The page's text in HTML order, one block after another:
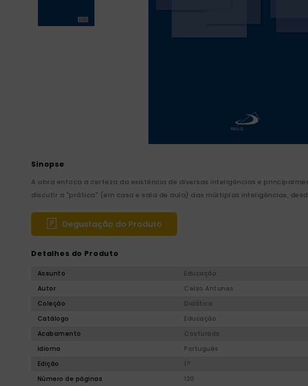
A obra enfoca a certeza da existência de diversas inteligências e
discutir a "prática" (em casa e sala de aula) das múltiplas inteligências,
Degustação do Produto
Detalhes do Produto
Assunto
Educação
Autor
Celso Antunes
Coleção
Didática
Catálogo
Educação
Acabamento
Costurado
Idioma
Português
Edição
1ª
Número de páginas
120